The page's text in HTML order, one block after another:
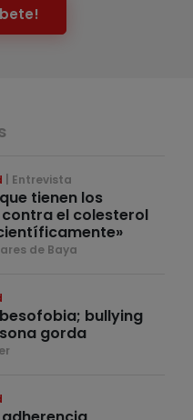
Entrevista
tienen los
el colesterol
de Baya
bullying
gorda